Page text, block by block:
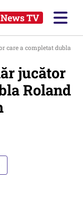
TV
care a completat dubla
jucător
Roland